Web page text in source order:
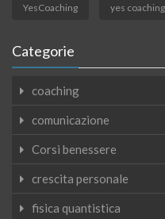
YesCoaching yes coaching
Categorie
coaching
comunicazione
Corsi benessere
crescita personale
fisica quantistica